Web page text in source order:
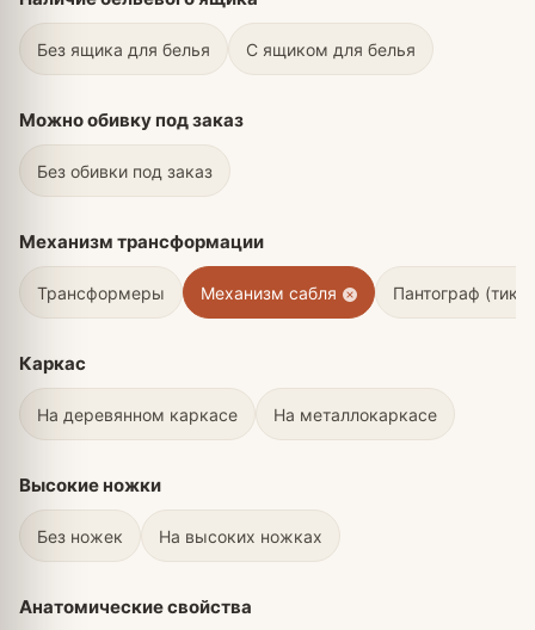
Без ящика для белья С ящиком для белья
Можно обивку под заказ
Без обивки под заказ
Механизм трансформации
Трансформеры Механизм сабля Пантограф (тик-
Каркас
На деревянном каркасе На металлокаркасе
Высокие ножки
Без ножек На высоких ножках
Анатомические свойства